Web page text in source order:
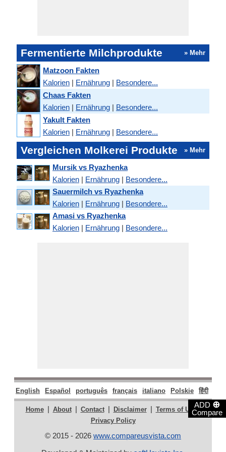
ADD ⊕
Compare
Fermentierte Milchprodukte » Mehr
Matzoon Fakten
Kalorien | Ernährung | Besondere...
Chaas Fakten
Kalorien | Ernährung | Besondere...
Yakult Fakten
Kalorien | Ernährung | Besondere...
Vergleichen Molkerei Produkte » Mehr
Mursik vs Ryazhenka
Kalorien | Ernährung | Besondere...
Sauermilch vs Ryazhenka
Kalorien | Ernährung | Besondere...
Amasi vs Ryazhenka
Kalorien | Ernährung | Besondere...
English Español português français italiano Polskie हिंदी
Home | About | Contact | Disclaimer | Terms of Use |
Privacy Policy
© 2015 - 2026 www.compareusvista.com